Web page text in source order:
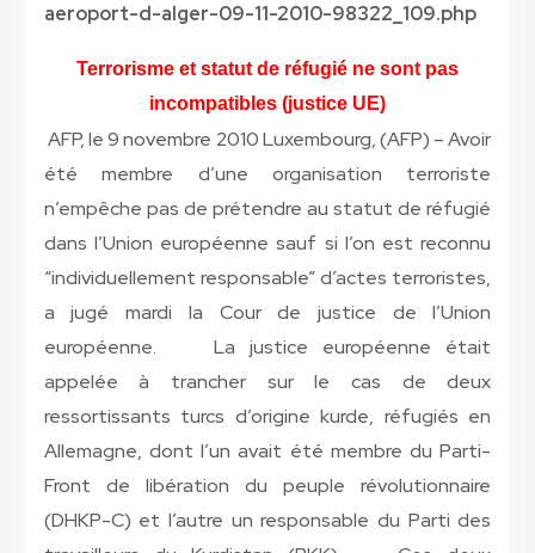
aeroport-d-alger-09-11-2010-98322_109.php
Terrorisme et statut de réfugié ne sont pas
incompatibles (justice UE)
AFP, le 9 novembre 2010 Luxembourg, (AFP) – Avoir
été membre d’une organisation terroriste
n’empêche pas de prétendre au statut de réfugié
dans l’Union européenne sauf si l’on est reconnu
“individuellement responsable” d’actes terroristes,
a jugé mardi la Cour de justice de l’Union
européenne. La justice européenne était
appelée à trancher sur le cas de deux
ressortissants turcs d’origine kurde, réfugiés en
Allemagne, dont l’un avait été membre du Parti-
Front de libération du peuple révolutionnaire
(DHKP-C) et l’autre un responsable du Parti des